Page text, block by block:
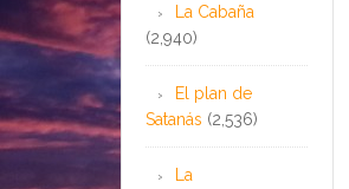
La Cabaña
(2,940)
El plan de
Satanás (2,536)
La